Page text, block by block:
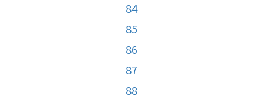
84
85
86
87
88